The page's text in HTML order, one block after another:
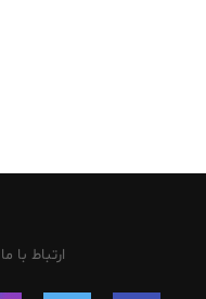
ارتباط با